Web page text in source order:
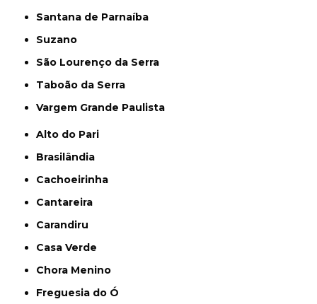
Santana de Parnaíba
Suzano
São Lourenço da Serra
Taboão da Serra
Vargem Grande Paulista
Alto do Pari
Brasilândia
Cachoeirinha
Cantareira
Carandiru
Casa Verde
Chora Menino
Freguesia do Ó